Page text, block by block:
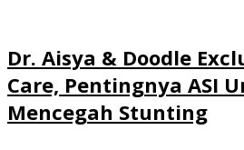
Dr. Aisya & Doodle
Care, Pentingnya ASI
Mencegah Stunting